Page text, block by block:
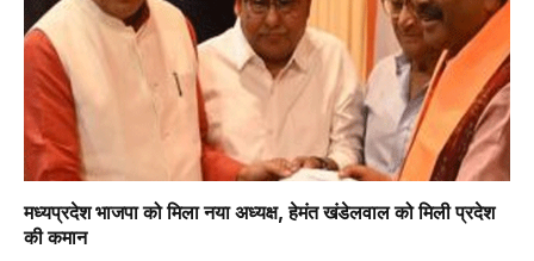
मध्यप्रदेश भाजपा को मिला नया अध्यक्ष, हेमंत खंडेलवाल को मिली प्रदेश
की कमान